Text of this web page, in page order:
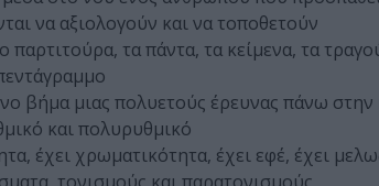
να αξιολογούν και να τοποθετούν
τα πάντα, τα κείμενα, τα
βήμα μιας πολυετούς έρευνας πάνω
και πολυρυθμικό
έχει χρωματικότητα, έχει εφέ, έχει